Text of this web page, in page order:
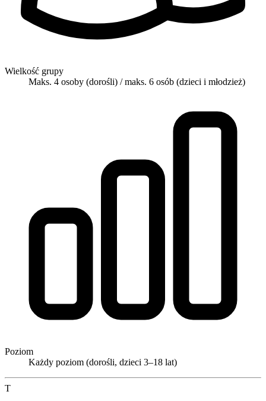
Wielkość grupy
Maks. 4 osoby (dorośli) / maks. 6 osób (dzieci i młodzież)
Poziom
Każdy poziom (dorośli, dzieci 3–18 lat)
T